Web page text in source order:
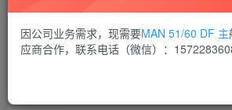
165-DD-2024-Vertical-
CH1-9-Deck-
n.xls
xls文件
因公司业务需求，现需要MAN 51/60 DF 主
应商合作，联系电话（微信）：